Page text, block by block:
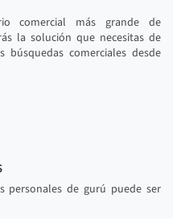
comercial más grande de
la solución que necesitas de
comerciales desde
personales de gurú puede ser